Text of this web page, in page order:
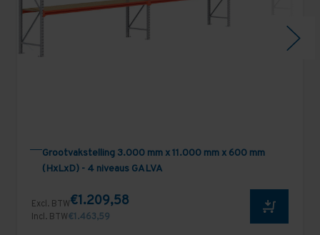
Grootvakstelling 3.000 mm x 11.000 mm x 600 mm
(HxLxD) - 4 niveaus GALVA
Excl. BTW€1.209,58
Incl. BTW€1.463,59